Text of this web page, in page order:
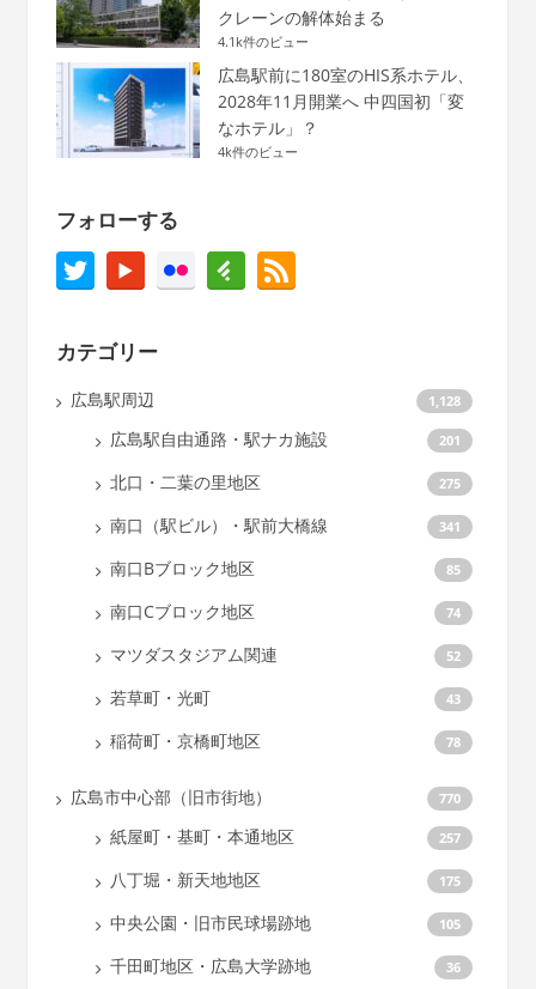
クレーンの解体始まる
4.1k件のビュー
広島駅前に180室のHIS系ホテル、
2028年11月開業へ 中四国初「変
なホテル」？
4k件のビュー
フォローする
カテゴリー
広島駅周辺 1,128
広島駅自由通路・駅ナカ施設 201
北口・二葉の里地区 275
南口（駅ビル）・駅前大橋線 341
南口Bブロック地区 85
南口Cブロック地区 74
マツダスタジアム関連 52
若草町・光町 43
稲荷町・京橋町地区 78
広島市中心部（旧市街地） 770
紙屋町・基町・本通地区 257
八丁堀・新天地地区 175
中央公園・旧市民球場跡地 105
千田町地区・広島大学跡地 36